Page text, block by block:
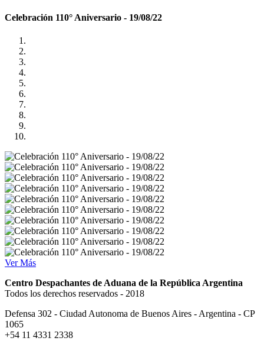
Celebración 110° Aniversario - 19/08/22
Ver Más
Centro Despachantes de Aduana de la República Argentina
Todos los derechos reservados - 2018
Defensa 302 - Ciudad Autonoma de Buenos Aires - Argentina - CP
1065
+54 11 4331 2338